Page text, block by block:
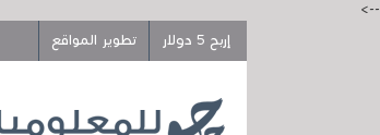
-->
إربح 5 دولار
تطوير المواقع